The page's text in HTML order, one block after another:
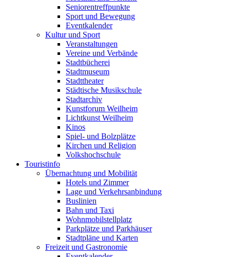
Seniorentreffpunkte
Sport und Bewegung
Eventkalender
Kultur und Sport
Veranstaltungen
Vereine und Verbände
Stadtbücherei
Stadtmuseum
Stadttheater
Städtische Musikschule
Stadtarchiv
Kunstforum Weilheim
Lichtkunst Weilheim
Kinos
Spiel- und Bolzplätze
Kirchen und Religion
Volkshochschule
Touristinfo
Übernachtung und Mobilität
Hotels und Zimmer
Lage und Verkehrsanbindung
Buslinien
Bahn und Taxi
Wohnmobilstellplatz
Parkplätze und Parkhäuser
Stadtpläne und Karten
Freizeit und Gastronomie